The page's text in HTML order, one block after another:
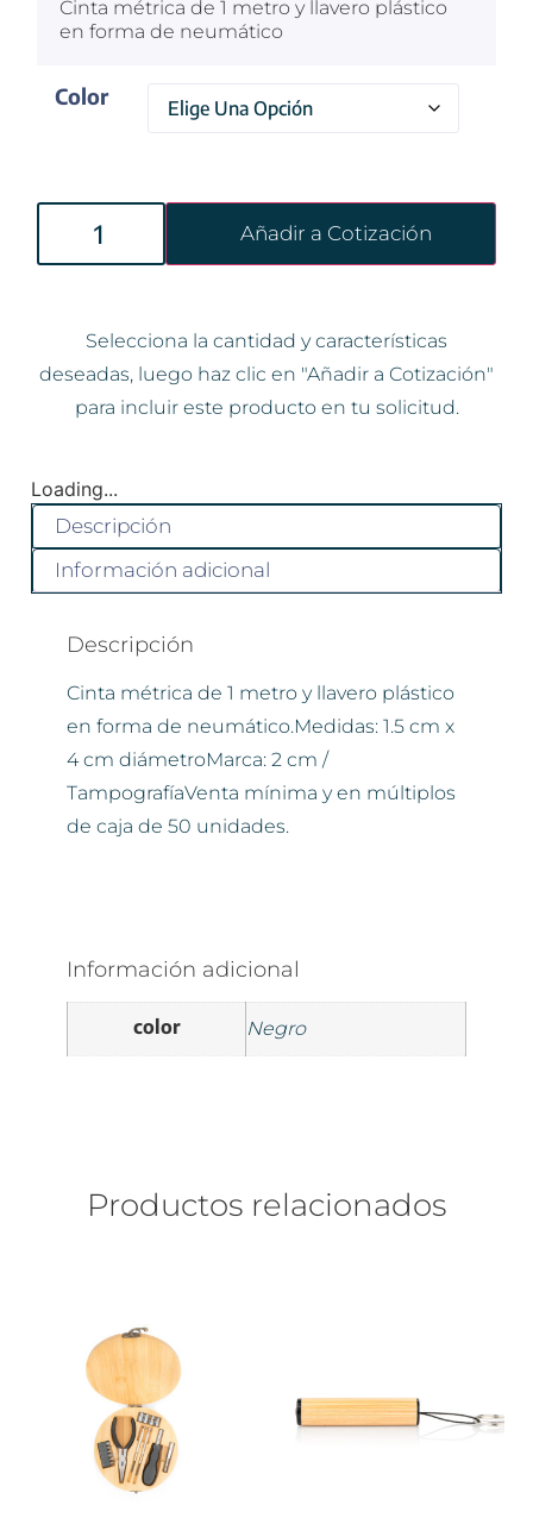
Cinta métrica de 1 metro y llavero plástico
en forma de neumático
Color
Añadir a Cotización
Selecciona la cantidad y características
deseadas, luego haz clic en "Añadir a Cotización"
para incluir este producto en tu solicitud.
Loading...
Descripción
Información adicional
Descripción
Cinta métrica de 1 metro y llavero plástico
en forma de neumático.Medidas: 1.5 cm x
4 cm diámetroMarca: 2 cm /
TampografíaVenta mínima y en múltiplos
de caja de 50 unidades.
Información adicional
color Negro
Productos relacionados